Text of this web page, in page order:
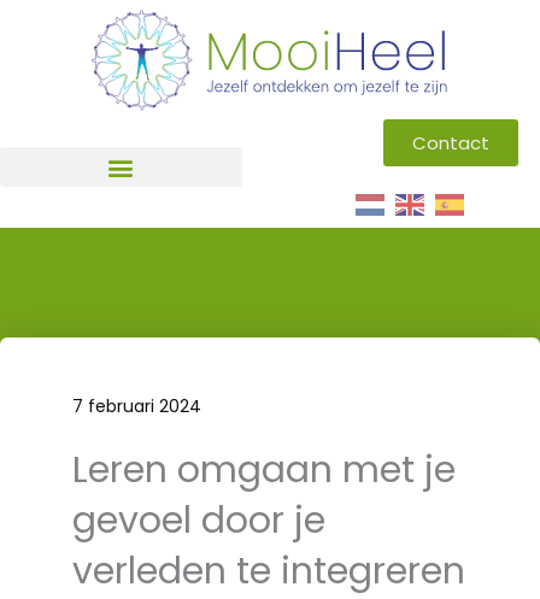
Contact
7 februari 2024
Leren omgaan met je
gevoel door je
verleden te integreren